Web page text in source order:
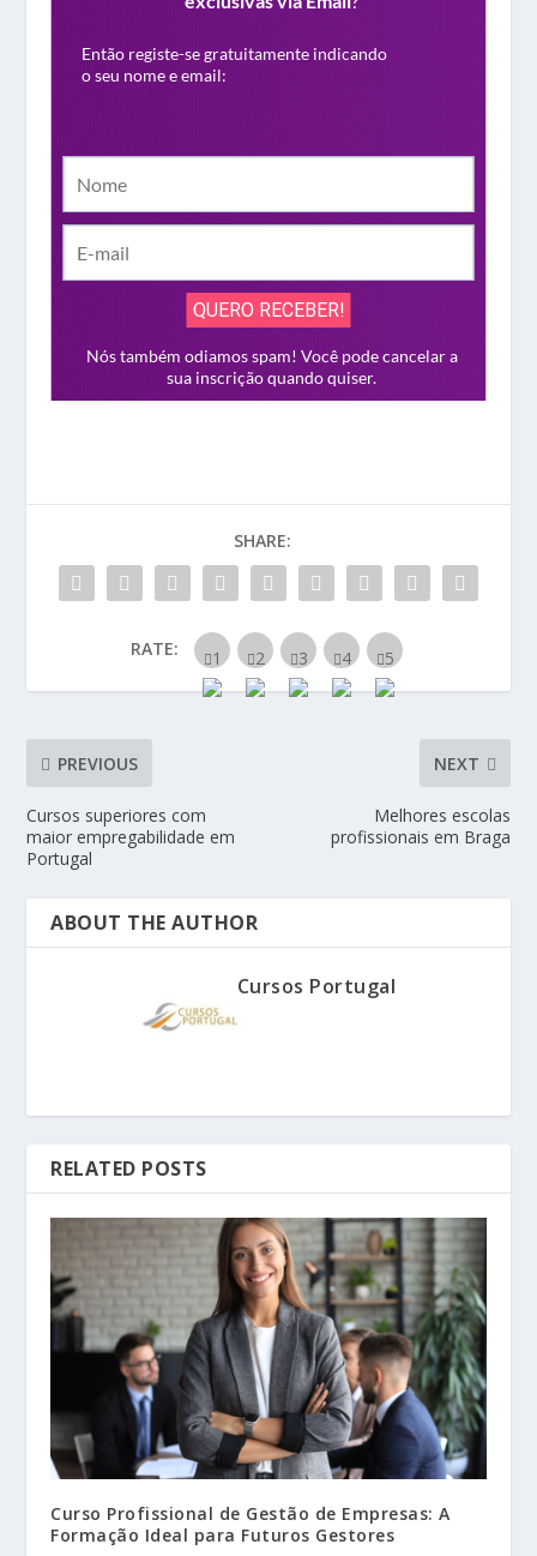
SHARE:
RATE:
PREVIOUS
Cursos superiores com
maior empregabilidade em
Portugal
NEXT
Melhores escolas
profissionais em Braga
ABOUT THE AUTHOR
Cursos Portugal
RELATED POSTS
Curso Profissional de Gestão de Empresas: A
Formação Ideal para Futuros Gestores